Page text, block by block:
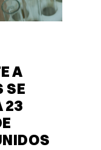
A
SE
23